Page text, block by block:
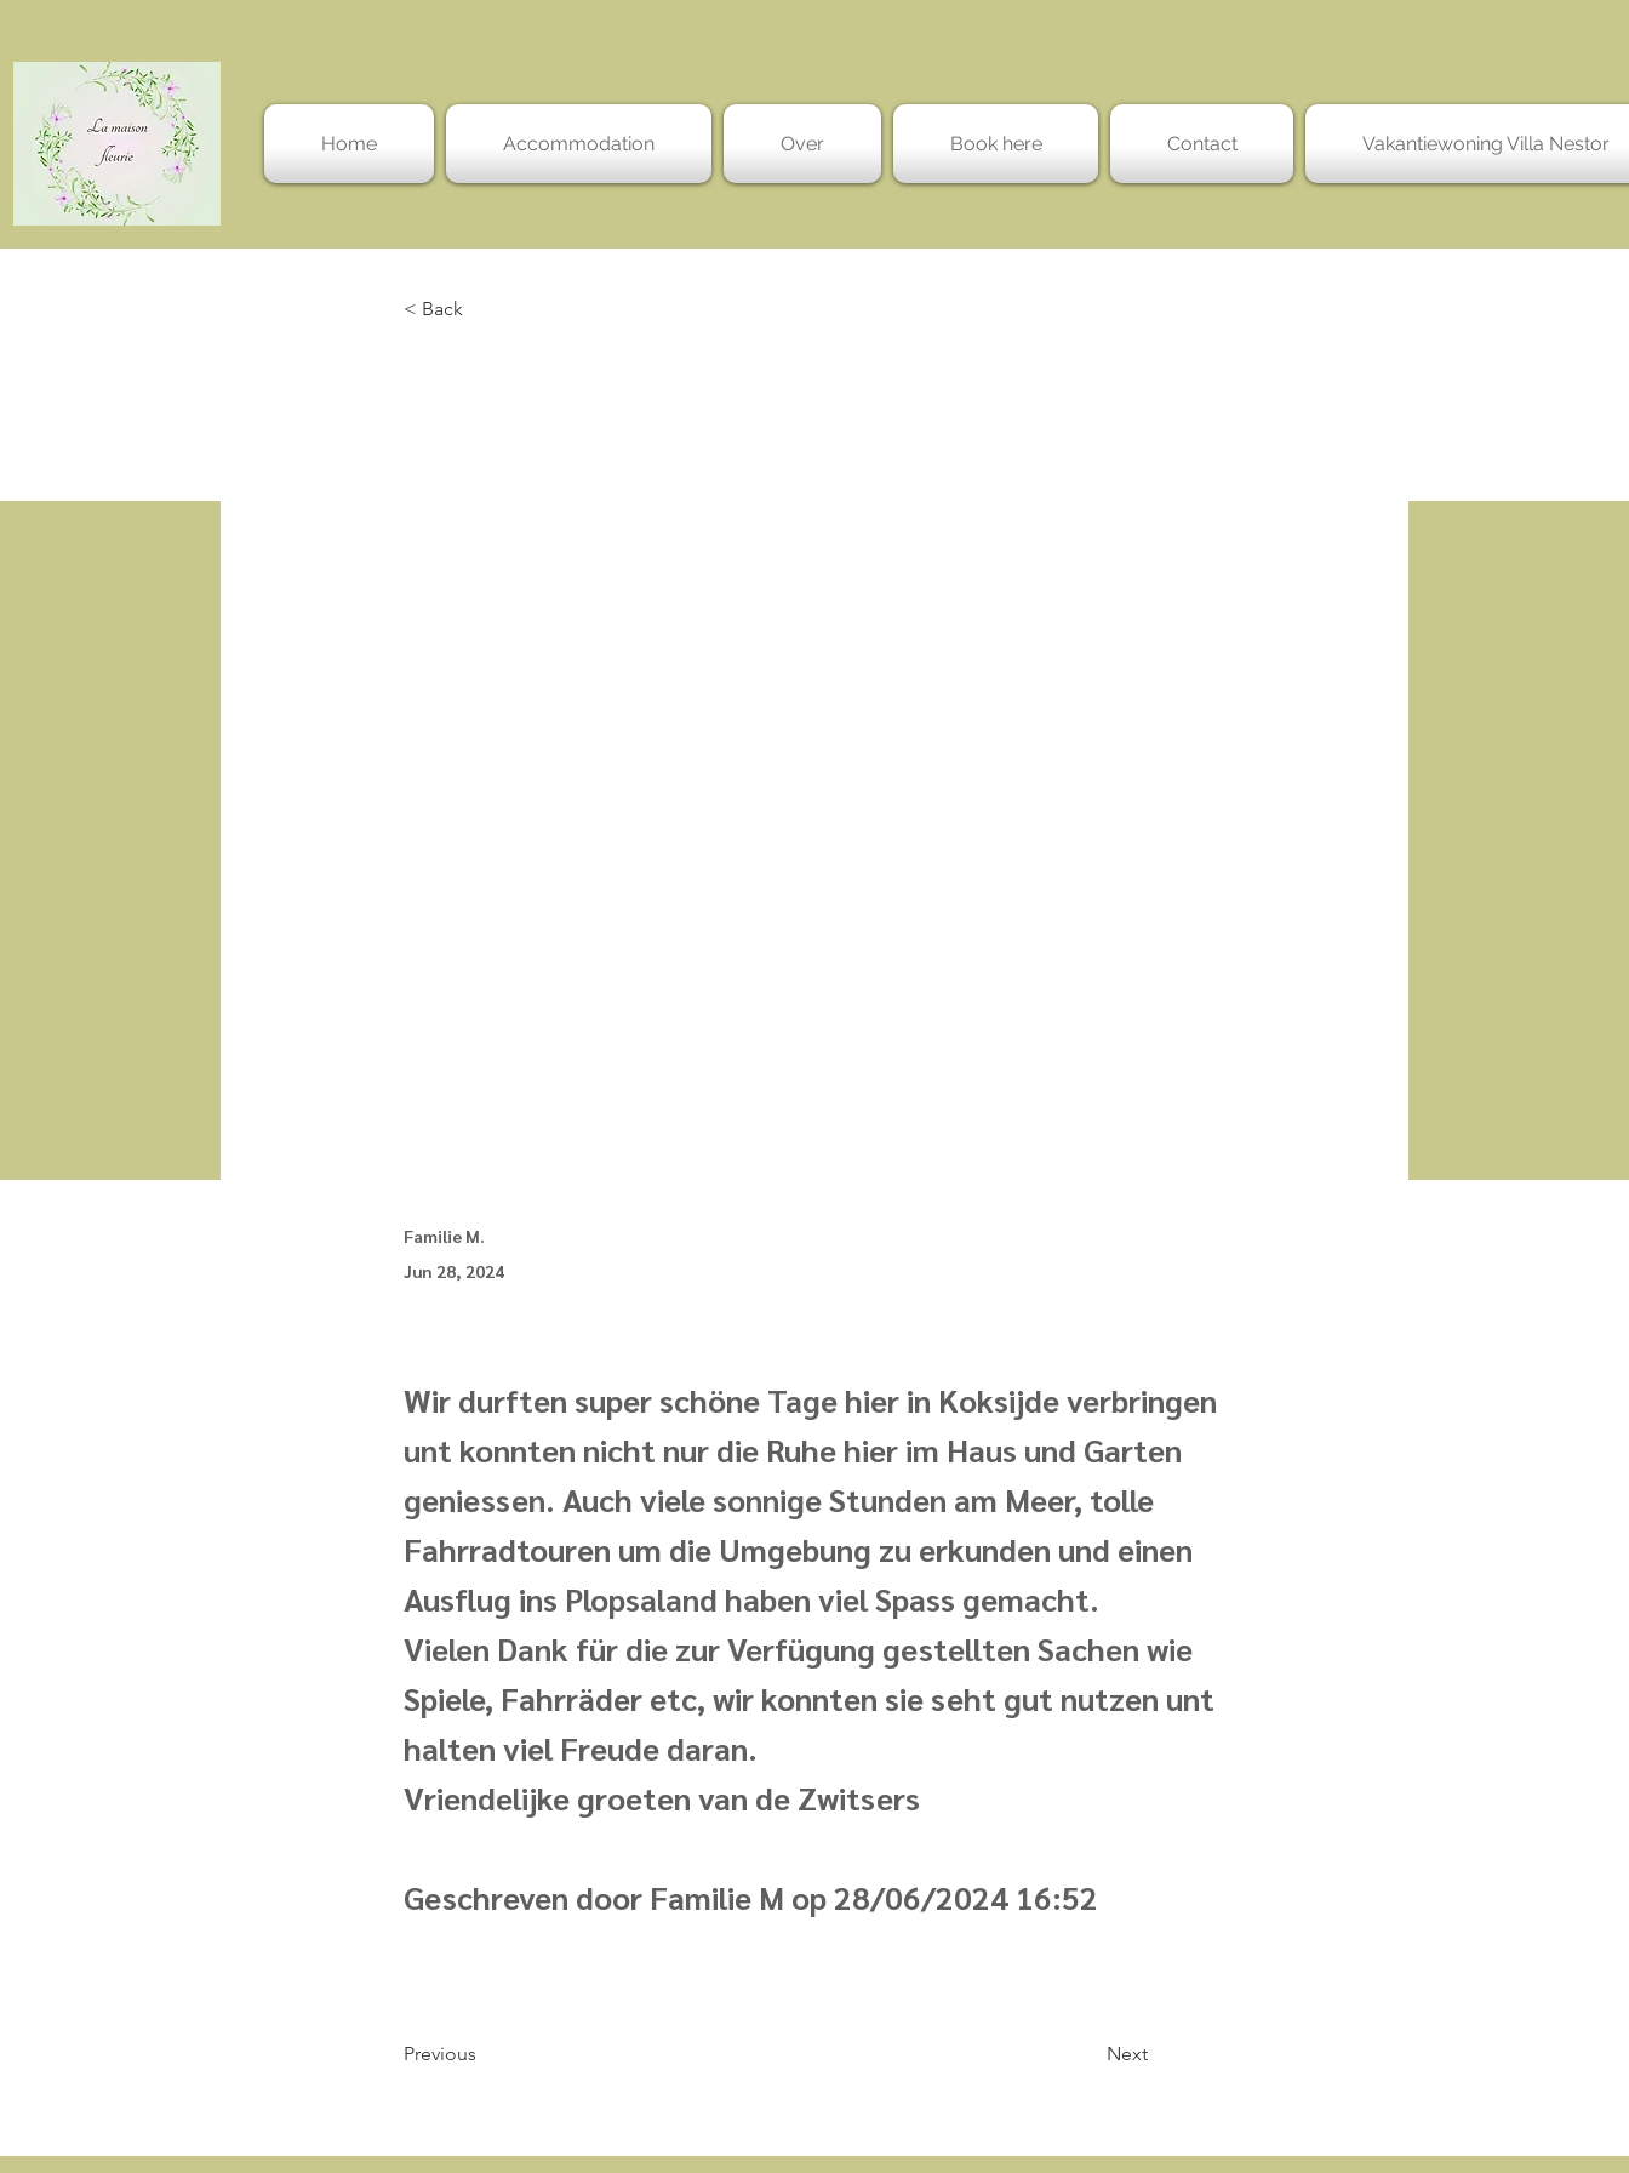
Home Accommodation Over Book here Contact Vakantiewoning Villa Nestor
< Back
Familie M.
Jun 28, 2024
Wir durften super schöne Tage hier in Koksijde verbringen
unt konnten nicht nur die Ruhe hier im Haus und Garten
geniessen. Auch viele sonnige Stunden am Meer, tolle
Fahrradtouren um die Umgebung zu erkunden und einen
Ausflug ins Plopsaland haben viel Spass gemacht.
Vielen Dank für die zur Verfügung gestellten Sachen wie
Spiele, Fahrräder etc, wir konnten sie seht gut nutzen unt
halten viel Freude daran.
Vriendelijke groeten van de Zwitsers
Geschreven door Familie M op 28/06/2024 16:52
Previous Next